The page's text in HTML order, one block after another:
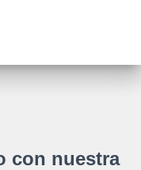
con nuestra